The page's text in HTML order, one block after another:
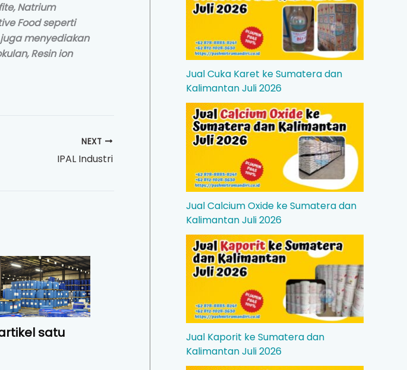
Natrium
Food seperti
menyediakan
Resin ion
NEXT
IPAL Industri
satu
Jual Cuka Karet ke Sumatera dan
Kalimantan Juli 2026
Jual Calcium Oxide ke Sumatera dan
Kalimantan Juli 2026
Jual Kaporit ke Sumatera dan
Kalimantan Juli 2026